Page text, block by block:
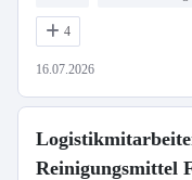
4
16.07.2026
Reinigungsmittel